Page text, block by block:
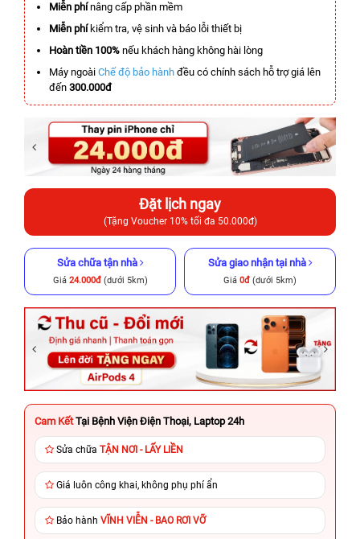
Miễn phínâng cấp phần mềm
Miễn phíkiểm tra, vệ sinh và báo lỗi thiết bị
Hoàn tiền 100% nếu khách hàng không hài lòng
Máy ngoài Chế độ bảo hành đều có chính sách hỗ trợ giá lên
đến 300.000đ
Đặt lịch ngay
(Tặng Voucher 10% tối đa 50.000đ)
Sửa chữa tận nhà
Giá 24.000đ(dưới 5km)
Sửa giao nhận tại nhà
Giá 0đ (dưới 5km)
Cam Kết Tại Bệnh Viện Điện Thoại, Laptop 24h
Sửa chữa TẬN NƠI - LẤY LIỀN
Giá luôn công khai, không phụ phí ẩn
Bảo hành VĨNH VIỄN - BAO RƠI VỠ